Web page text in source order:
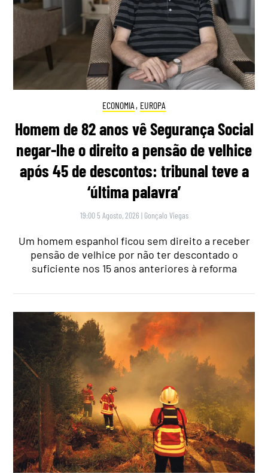
ECONOMIA , EUROPA
Homem de 82 anos vê Segurança Social
negar-lhe o direito a pensão de velhice
após 45 de descontos: tribunal teve a
‘última palavra’
19:00 5 Agosto, 2026 | Gonçalo Viegas
Um homem espanhol ficou sem direito a receber
pensão de velhice por não ter descontado o
suficiente nos 15 anos anteriores à reforma